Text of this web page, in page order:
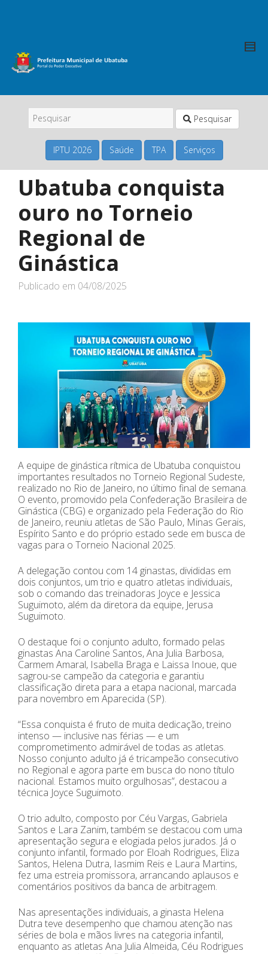
Pesquisar
IPTU 2026 Saúde TPA Serviços
Ubatuba conquista
ouro no Torneio
Regional de
Ginástica
Publicado em 04/08/2025
A equipe de ginástica rítmica de Ubatuba conquistou
importantes resultados no Torneio Regional Sudeste,
realizado no Rio de Janeiro, no último final de semana.
O evento, promovido pela Confederação Brasileira de
Ginástica (CBG) e organizado pela Federação do Rio
de Janeiro, reuniu atletas de São Paulo, Minas Gerais,
Espírito Santo e do próprio estado sede em busca de
vagas para o Torneio Nacional 2025.
A delegação contou com 14 ginastas, divididas em
dois conjuntos, um trio e quatro atletas individuais,
sob o comando das treinadoras Joyce e Jessica
Suguimoto, além da diretora da equipe, Jerusa
Suguimoto.
O destaque foi o conjunto adulto, formado pelas
ginastas Ana Caroline Santos, Ana Julia Barbosa,
Carmem Amaral, Isabella Braga e Laissa Inoue, que
sagrou-se campeão da categoria e garantiu
classificação direta para a etapa nacional, marcada
para novembro em Aparecida (SP).
“Essa conquista é fruto de muita dedicação, treino
intenso — inclusive nas férias — e um
comprometimento admirável de todas as atletas.
Nosso conjunto adulto já é tricampeão consecutivo
no Regional e agora parte em busca do nono título
nacional. Estamos muito orgulhosas”, destacou a
técnica Joyce Suguimoto.
O trio adulto, composto por Céu Vargas, Gabriela
Santos e Lara Zanim, também se destacou com uma
apresentação segura e elogiada pelos jurados. Já o
conjunto infantil, formado por Eloah Rodrigues, Eliza
Santos, Helena Dutra, Iasmim Reis e Laura Martins,
fez uma estreia promissora, arrancando aplausos e
comentários positivos da banca de arbitragem.
Nas apresentações individuais, a ginasta Helena
Dutra teve desempenho que chamou atenção nas
séries de bola e mãos livres na categoria infantil,
enquanto as atletas Ana Julia Almeida, Céu Rodrigues